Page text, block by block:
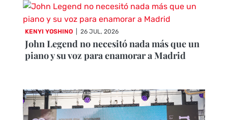
KENYI YOSHINO 26 JUL, 2026
John Legend no necesitó nada más que un
piano y su voz para enamorar a Madrid